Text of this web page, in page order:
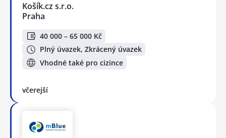
Košík.cz s.r.o.
Praha
40 000 – 65 000 Kč
Plný úvazek, Zkrácený úvazek
Vhodné také pro cizince
včerejší